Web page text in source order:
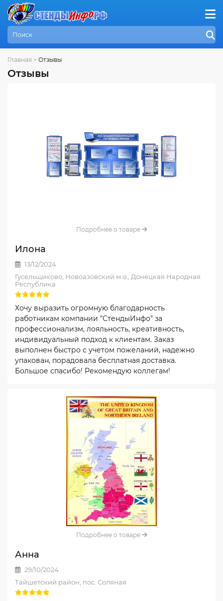
Главная > Отзывы
Отзывы
Подробнее о товаре
Илона
13/12/2024
Гусельщиково, Новоазовский м.о., Донецкая Народная
Республика
Хочу выразить огромную благодарность
работникам компании "СтендыИнфо" за
профессионализм, лояльность, креативность,
индивидуальный подход к клиентам. Заказ
выполнен быстро с учетом пожеланий, надежно
упакован, порадовала бесплатная доставка.
Большое спасибо! Рекомендую коллегам!
Подробнее о товаре
Анна
29/10/2024
Тайшетский район, пос. Соляная